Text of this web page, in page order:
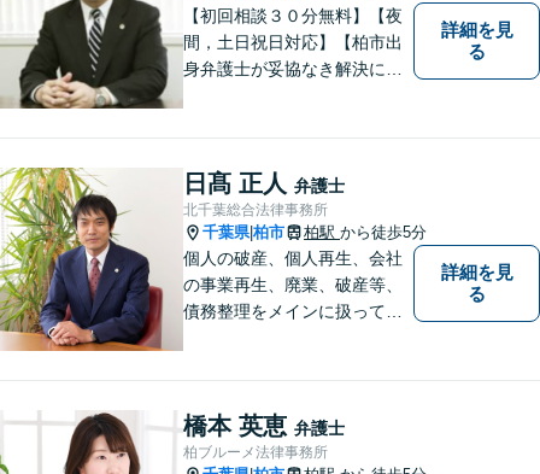
【初回相談３０分無料】【夜
間，土日祝日対応】【柏市出
身弁護士が妥協なき解決に尽
供いたします。
詳細を見
る
日髙 正人 弁護士
北千葉総合法律事務所
千葉県|柏市 柏駅 から徒歩5分
個人の破産、個人再生、会社
の事業再生、廃業、破産等、
債務整理をメインに扱ってお
私的整理も取扱い可能です。
債務に関する初回相談は無料
です。
詳細を見
る
橋本 英恵 弁護士
柏ブルーメ法律事務所